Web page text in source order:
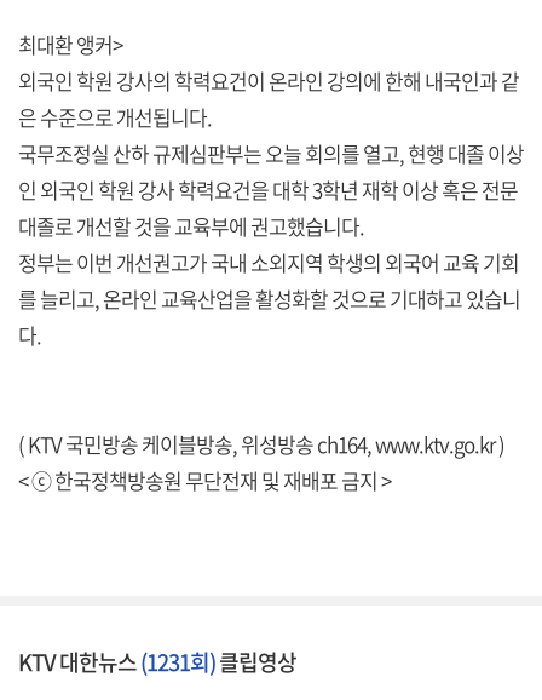
최대환 앵커>
외국인 학원 강사의 학력요건이 온라인 강의에 한해 내국인과 같
은 수준으로 개선됩니다.
국무조정실 산하 규제심판부는 오늘 회의를 열고, 현행 대졸 이상
인 외국인 학원 강사 학력요건을 대학 3학년 재학 이상 혹은 전문
대졸로 개선할 것을 교육부에 권고했습니다.
정부는 이번 개선권고가 국내 소외지역 학생의 외국어 교육 기회
를 늘리고, 온라인 교육산업을 활성화할 것으로 기대하고 있습니
다.
( KTV 국민방송 케이블방송, 위성방송 ch164,www.ktv.go.kr)
< ⓒ 한국정책방송원 무단전재 및 재배포 금지 >
KTV 대한뉴스(1231회)클립영상